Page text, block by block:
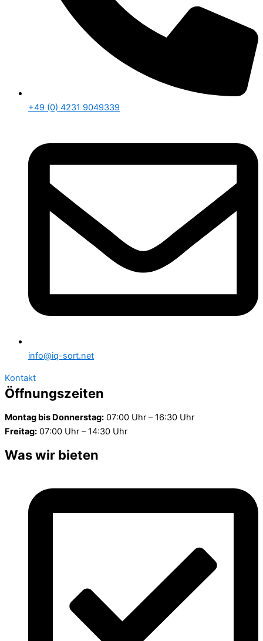
+49 (0) 4231 9049339
info@iq-sort.net
Kontakt
Öffnungszeiten
Montag bis Donnerstag: 07:00 Uhr – 16:30 Uhr
Freitag: 07:00 Uhr – 14:30 Uhr
Was wir bieten